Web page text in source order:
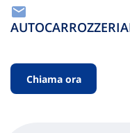
Chiama ora